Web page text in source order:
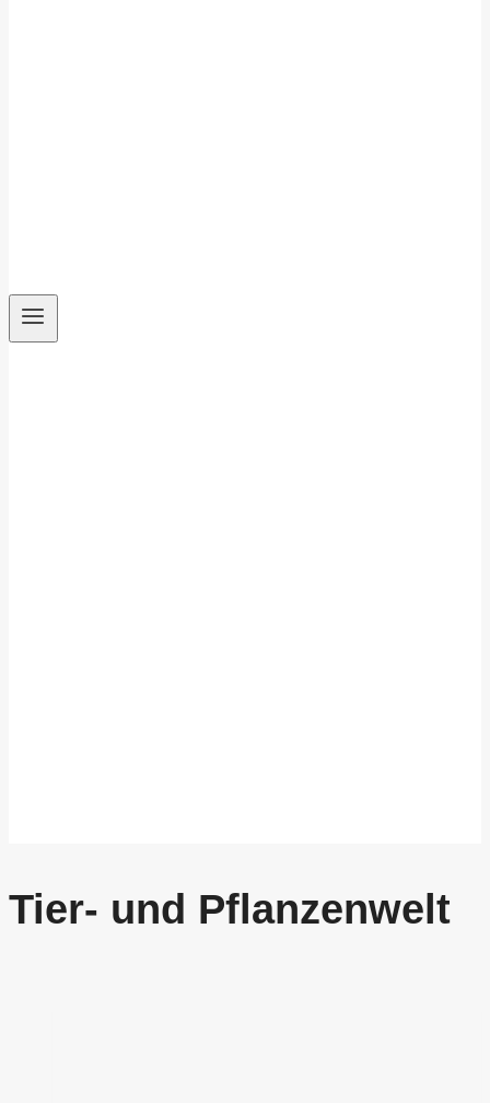
Tier- und Pflanzenwelt